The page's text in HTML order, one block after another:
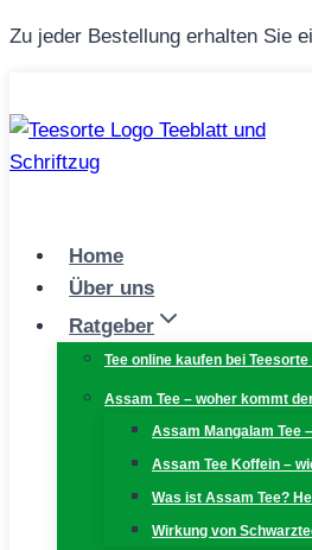
Zum
Zu jeder Bestellung erhalten Sie
Home
Über uns
Ratgeber
Tee online kaufen bei
Assam Tee – woher kommt
Assam Mangalam Tee
Assam Tee Koffein –
Was ist Assam Tee?
Wirkung von